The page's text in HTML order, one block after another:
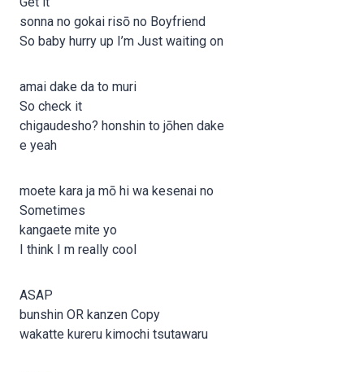
sonna no gokai risō no Boyfriend
So baby hurry up I’m Just waiting on
amai dake da to muri
So check it
chigaudesho? honshin to jōhen dake
e yeah
moete kara ja mō hi wa kesenai no
Sometimes
kangaete mite yo
I think I m really cool
ASAP
bunshin OR kanzen Copy
wakatte kureru kimochi tsutawaru